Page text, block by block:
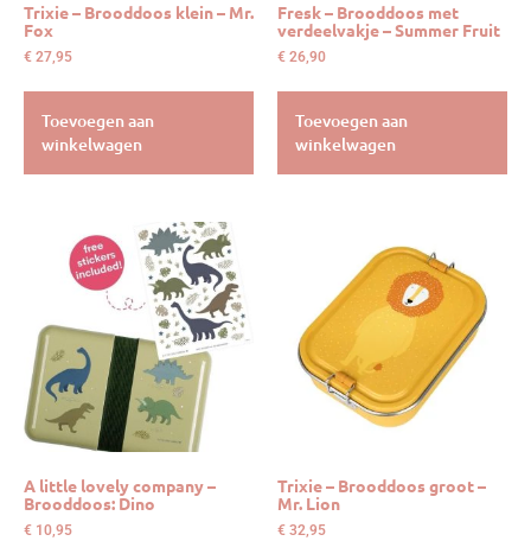
Trixie – Brooddoos klein – Mr.
Fox
€ 27,95
Toevoegen aan
winkelwagen
Fresk – Brooddoos met
verdeelvakje – Summer Fruit
€ 26,90
Toevoegen aan
winkelwagen
A little lovely company –
Brooddoos: Dino
€ 10,95
Trixie – Brooddoos groot –
Mr. Lion
€ 32,95